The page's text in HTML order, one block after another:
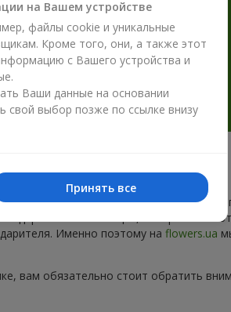
— тренды сезона
популярные букеты, а некоторые
и дарят особые эмоции, которые
Именно поэтому на flowers.ua
вам обязательно стоит обратить
на Вашем устройстве
файлы cookie и уникальные
Кроме того, они, а также этот
с Вашего устройства и
Ваши данные на основании
свой выбор позже по ссылке внизу
Принять все